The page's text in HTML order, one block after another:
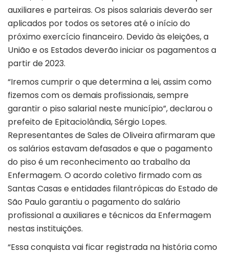
auxiliares e parteiras. Os pisos salariais deverão ser
aplicados por todos os setores até o início do
próximo exercício financeiro. Devido às eleições, a
União e os Estados deverão iniciar os pagamentos a
partir de 2023.
“Iremos cumprir o que determina a lei, assim como
fizemos com os demais profissionais, sempre
garantir o piso salarial neste município”, declarou o
prefeito de Epitaciolândia, Sérgio Lopes.
Representantes de Sales de Oliveira afirmaram que
os salários estavam defasados e que o pagamento
do piso é um reconhecimento ao trabalho da
Enfermagem. O acordo coletivo firmado com as
Santas Casas e entidades filantrópicas do Estado de
São Paulo garantiu o pagamento do salário
profissional a auxiliares e técnicos da Enfermagem
nestas instituições.
“Essa conquista vai ficar registrada na história como